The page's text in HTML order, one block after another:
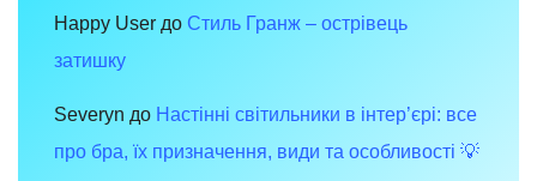
вашого
інтер’єру
Happy User до Стиль Гранж – острівець
затишку
Severyn до Настінні світильники в інтер’єрі: все
про бра, їх призначення, види та особливості 💡